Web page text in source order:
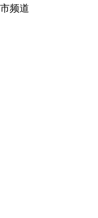
频道